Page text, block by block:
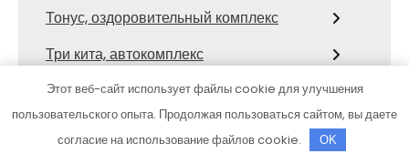
Тонус, оздоровительный комплекс
Три кита, автокомплекс
Тропикана
Этот веб-сайт использует файлы cookie для улучшения
пользовательского опыта. Продолжая пользоваться сайтом, вы даете
согласие на использование файлов cookie.
OK